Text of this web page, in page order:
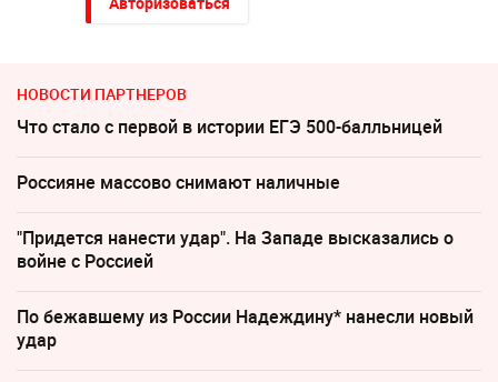
НОВОСТИ ПАРТНЕРОВ
Что стало с первой в истории ЕГЭ 500-балльницей
Россияне массово снимают наличные
"Придется нанести удар". На Западе высказались о
войне с Россией
По бежавшему из России Надеждину* нанесли новый
удар